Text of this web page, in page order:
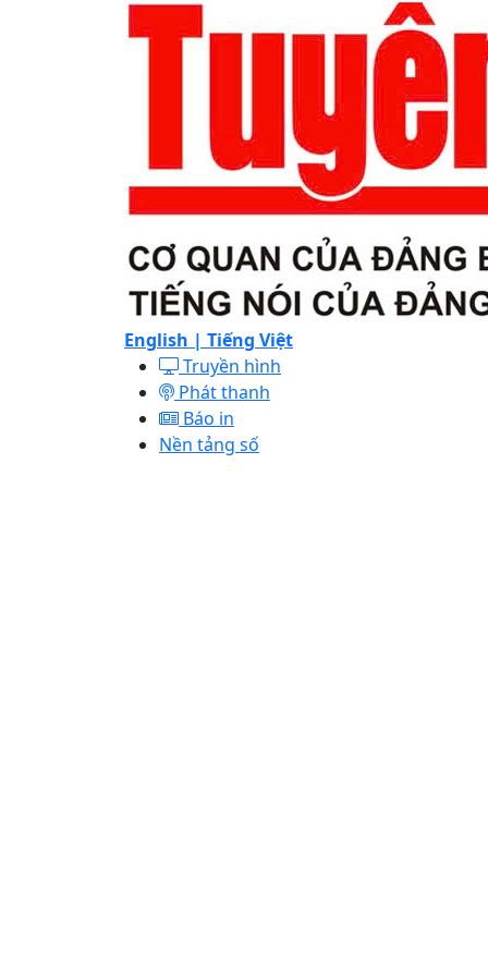
English | Tiếng Việt
Truyền hình
Phát thanh
Báo in
Nền tảng số